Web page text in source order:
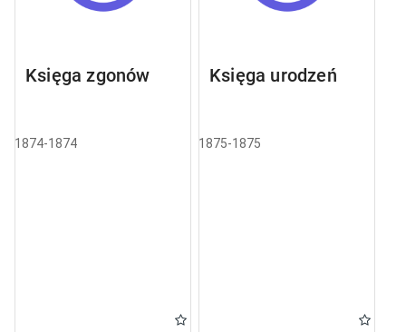
Księga zgonów
1874-1874
Księga urodzeń
1875-1875